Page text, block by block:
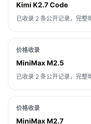
Kimi K2.7 Code
已收录 2 条公开记录，完整
价格收录
MiniMax M2.5
已收录 2 条公开记录，完整
价格收录
MiniMax M2.7